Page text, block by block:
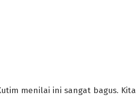
menilai ini sangat bagus. Kita